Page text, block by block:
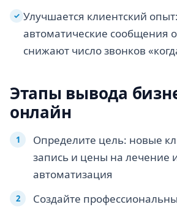
✓ Улучшается клиентский опыт:
автоматические сообщения о
снижают число звонков
Этапы вывода
онлайн
Определите цель: новые
запись и цены на лечение
автоматизация
Создайте